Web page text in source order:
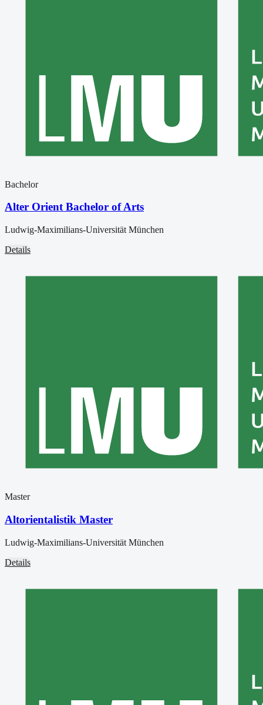
Bachelor
Alter Orient Bachelor of Arts
Ludwig-Maximilians-Universität München
Details
Master
Altorientalistik Master
Ludwig-Maximilians-Universität München
Details